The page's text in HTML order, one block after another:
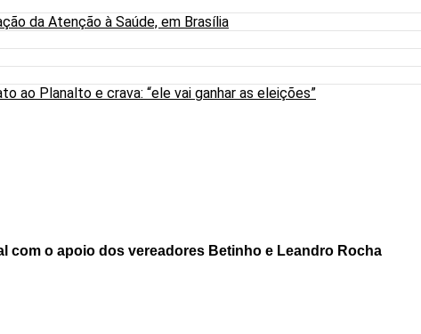
da Atenção à Saúde, em Brasília
ao Planalto e crava: “ele vai ganhar as eleições”
com o apoio dos vereadores Betinho e Leandro Rocha